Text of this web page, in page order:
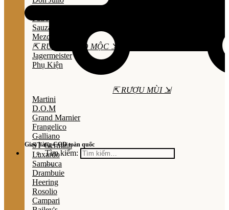
Giao hàng COD toàn quốc
Tìm kiếm:
Sauza
Mezcal
⇱ RƯỢU THẢO MỘC ⇲
Jagermeister
Phụ Kiện
⇱ RƯỢU MÙI ⇲
Martini
D.O.M
Grand Marnier
Frangelico
Galliano
ST Germain
Luxardo
Sambuca
Drambuie
Heering
Rosolio
Campari